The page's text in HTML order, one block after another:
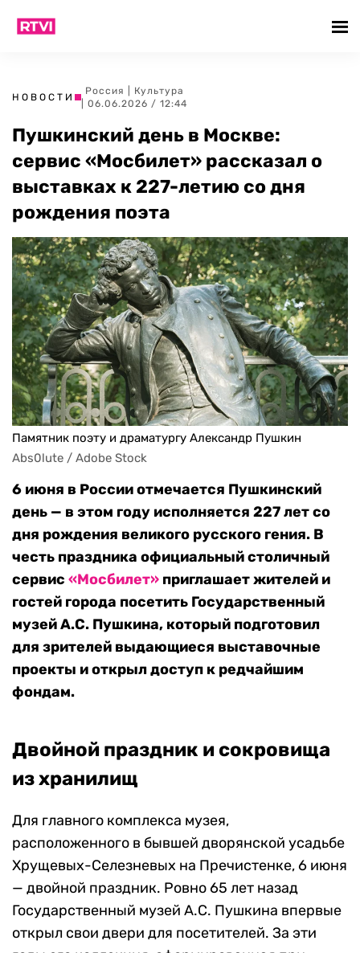
НОВОСТИ
Россия
Культура
| 06.06.2026 / 12:44
Пушкинский день в Москве:
сервис «Мосбилет» рассказал о
выставках к 227-летию со дня
рождения поэта
Памятник поэту и драматургу Александр Пушкин
Abs0lute / Adobe Stock
6 июня в России отмечается Пушкинский
день — в этом году исполняется 227 лет со
дня рождения великого русского гения. В
честь праздника официальный столичный
сервис «Мосбилет» приглашает жителей и
гостей города посетить Государственный
музей А.С. Пушкина, который подготовил
для зрителей выдающиеся выставочные
проекты и открыл доступ к редчайшим
фондам.
Двойной праздник и сокровища
из хранилищ
Для главного комплекса музея,
расположенного в бывшей дворянской усадьбе
Хрущевых-Селезневых на Пречистенке, 6 июня
— двойной праздник. Ровно 65 лет назад
Государственный музей А.С. Пушкина впервые
открыл свои двери для посетителей. За эти